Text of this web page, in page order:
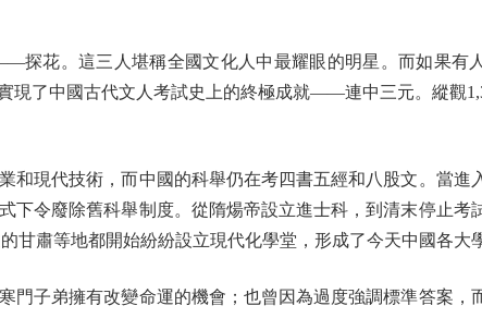
。這三人堪稱全國文化人中最耀眼的明星。而如果有
現了中國古代文人考試史上的終極成就——連中三元。縱觀
現代技術，而中國的科舉仍在考四書五經和八股文。當進
下令廢除舊科舉制度。從隋煬帝設立進士科，到清末停止考
甘肅等地都開始紛紛設立現代化學堂，形成了今天中國各大
子弟擁有改變命運的機會；也曾因為過度強調標準答案，